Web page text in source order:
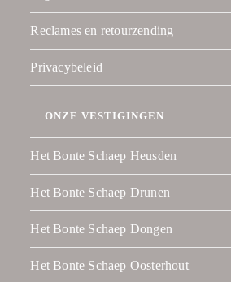
Reclames en retourzending
Privacybeleid
ONZE VESTIGINGEN
Het Bonte Schaep Heusden
Het Bonte Schaep Drunen
Het Bonte Schaep Dongen
Het Bonte Schaep Oosterhout